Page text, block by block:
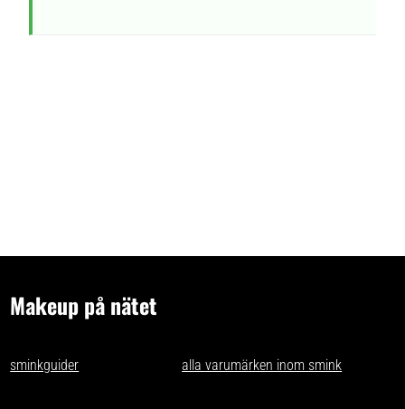
Makeup på nätet
sminkguider och listar nästanalla varumärken inom smink